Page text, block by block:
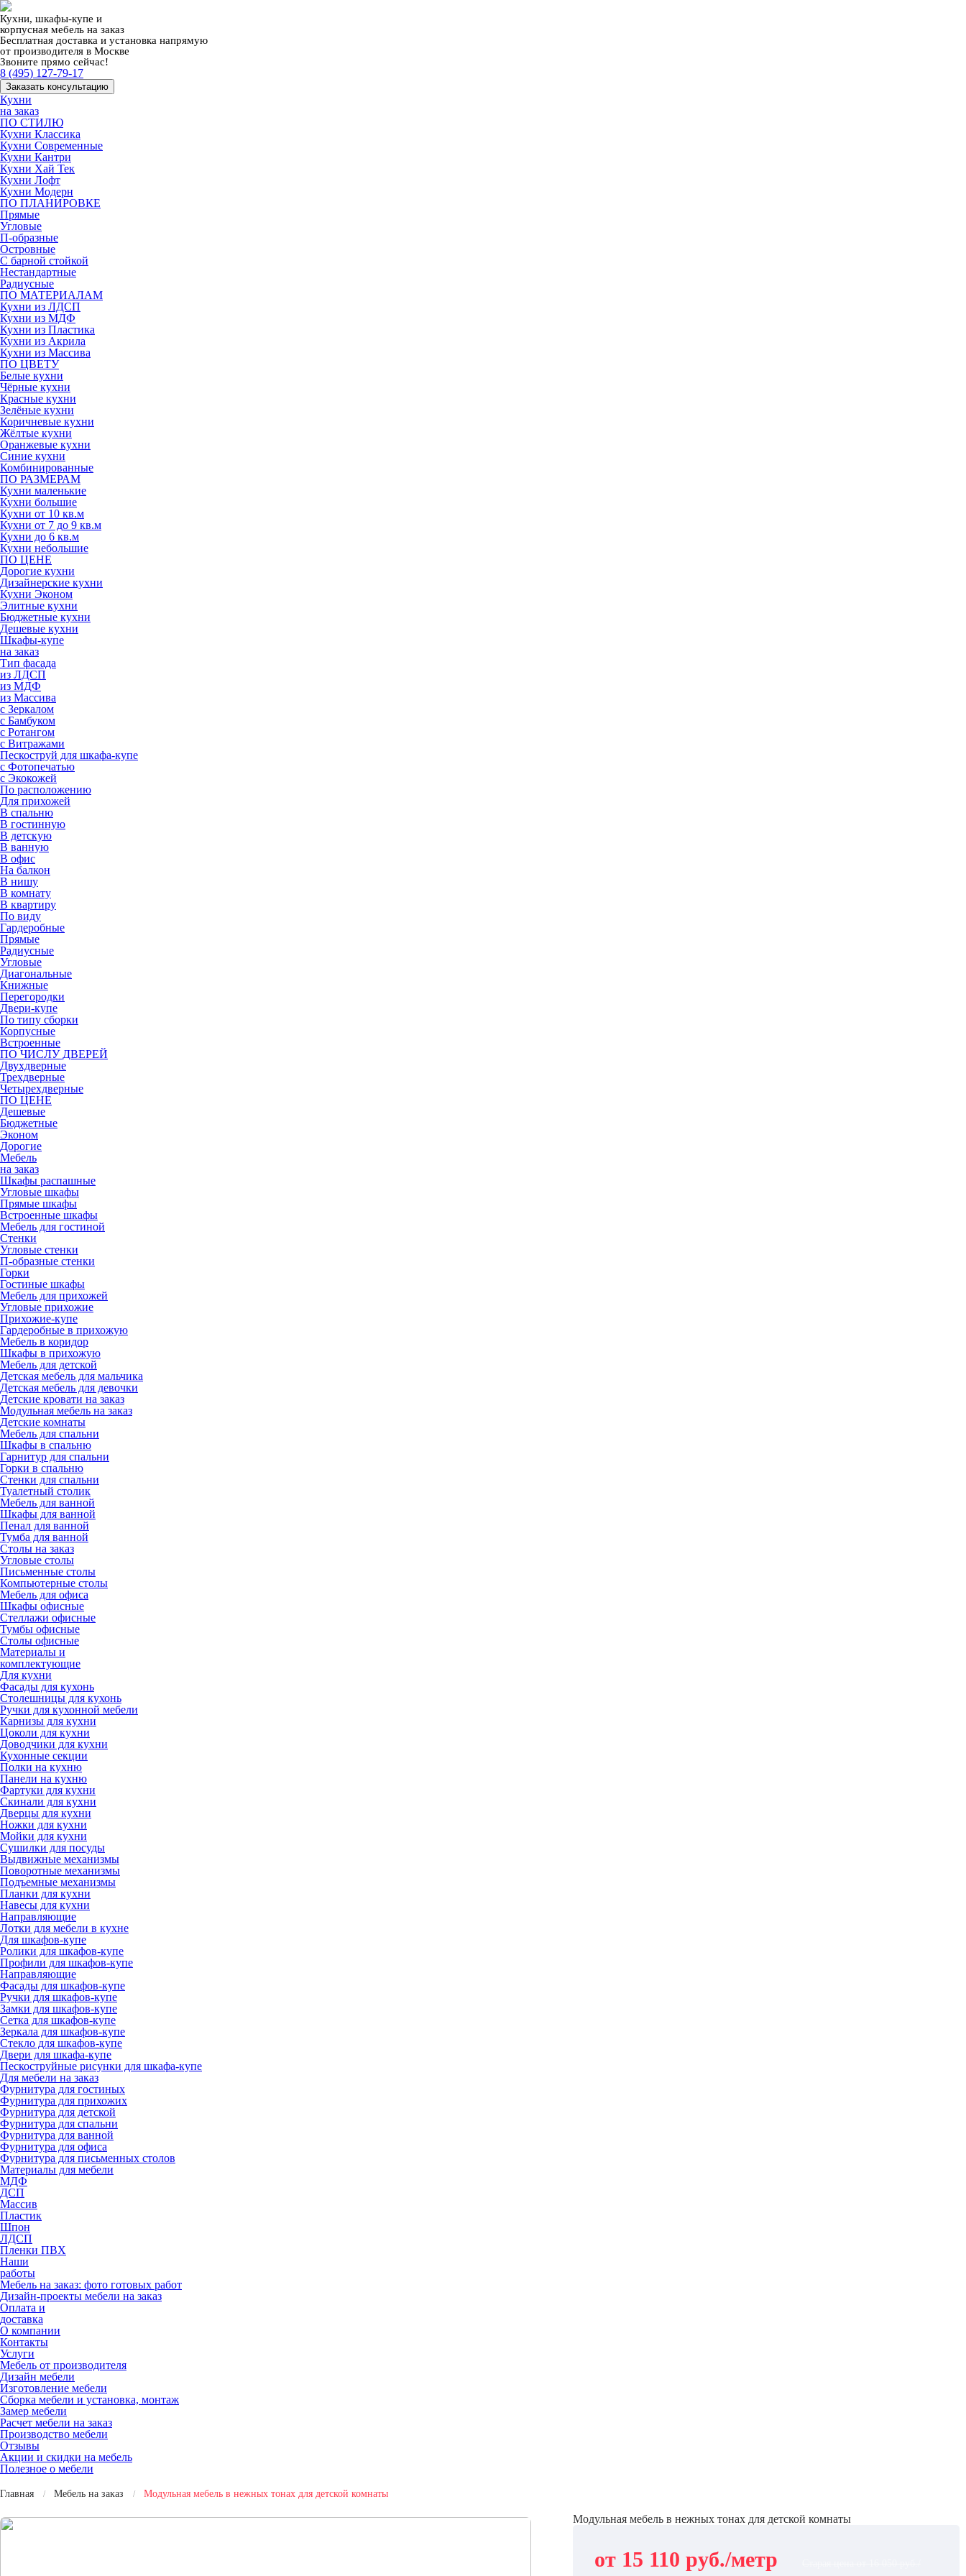
Кухни, шкафы-купе и
корпусная мебель на заказ
Бесплатная доставка и установка напрямую
от производителя в Москве
Звоните прямо сейчас!
8 (495) 127-79-17
Заказать консультацию
Кухни
на заказ
ПО СТИЛЮ
Кухни Классика
Кухни Современные
Кухни Кантри
Кухни Хай Тек
Кухни Лофт
Кухни Модерн
ПО ПЛАНИРОВКЕ
Прямые
Угловые
П-образные
Островные
С барной стойкой
Нестандартные
Радиусные
ПО МАТЕРИАЛАМ
Кухни из ЛДСП
Кухни из МДФ
Кухни из Пластика
Кухни из Акрила
Кухни из Массива
ПО ЦВЕТУ
Белые кухни
Чёрные кухни
Красные кухни
Зелёные кухни
Коричневые кухни
Жёлтые кухни
Оранжевые кухни
Синие кухни
Комбинированные
ПО РАЗМЕРАМ
Кухни маленькие
Кухни большие
Кухни от 10 кв.м
Кухни от 7 до 9 кв.м
Кухни до 6 кв.м
Кухни небольшие
ПО ЦЕНЕ
Дорогие кухни
Дизайнерские кухни
Кухни Эконом
Элитные кухни
Бюджетные кухни
Дешевые кухни
Шкафы-купе
на заказ
Тип фасада
из ЛДСП
из МДФ
из Массива
с Зеркалом
с Бамбуком
с Ротангом
с Витражами
Пескоструй для шкафа-купе
с Фотопечатью
с Экокожей
По расположению
Для прихожей
В спальню
В гостинную
В детскую
В ванную
В офис
На балкон
В нишу
В комнату
В квартиру
По виду
Гардеробные
Прямые
Радиусные
Угловые
Диагональные
Книжные
Перегородки
Двери-купе
По типу сборки
Корпусные
Встроенные
ПО ЧИСЛУ ДВЕРЕЙ
Двухдверные
Трехдверные
Четырехдверные
ПО ЦЕНЕ
Дешевые
Бюджетные
Эконом
Дорогие
Мебель
на заказ
Шкафы распашные
Угловые шкафы
Прямые шкафы
Встроенные шкафы
Мебель для гостиной
Стенки
Угловые стенки
П-образные стенки
Горки
Гостиные шкафы
Мебель для прихожей
Угловые прихожие
Прихожие-купе
Гардеробные в прихожую
Мебель в коридор
Шкафы в прихожую
Мебель для детской
Детская мебель для мальчика
Детская мебель для девочки
Детские кровати на заказ
Модульная мебель на заказ
Детские комнаты
Мебель для спальни
Шкафы в спальню
Гарнитур для спальни
Горки в спальню
Стенки для спальни
Туалетный столик
Мебель для ванной
Шкафы для ванной
Пенал для ванной
Тумба для ванной
Столы на заказ
Угловые столы
Письменные столы
Компьютерные столы
Мебель для офиса
Шкафы офисные
Стеллажи офисные
Тумбы офисные
Столы офисные
Материалы и
комплектующие
Для кухни
Фасады для кухонь
Столешницы для кухонь
Ручки для кухонной мебели
Карнизы для кухни
Цоколи для кухни
Доводчики для кухни
Кухонные секции
Полки на кухню
Панели на кухню
Фартуки для кухни
Скинали для кухни
Дверцы для кухни
Ножки для кухни
Мойки для кухни
Сушилки для посуды
Выдвижные механизмы
Поворотные механизмы
Подъемные механизмы
Планки для кухни
Навесы для кухни
Направляющие
Лотки для мебели в кухне
Для шкафов-купе
Ролики для шкафов-купе
Профили для шкафов-купе
Направляющие
Фасады для шкафов-купе
Ручки для шкафов-купе
Замки для шкафов-купе
Сетка для шкафов-купе
Зеркала для шкафов-купе
Стекло для шкафов-купе
Двери для шкафа-купе
Пескоструйные рисунки для шкафа-купе
Для мебели на заказ
Фурнитура для гостиных
Фурнитура для прихожих
Фурнитура для детской
Фурнитура для спальни
Фурнитура для ванной
Фурнитура для офиса
Фурнитура для письменных столов
Материалы для мебели
МДФ
ДСП
Массив
Пластик
Шпон
ЛДСП
Пленки ПВХ
Наши
работы
Мебель на заказ: фото готовых работ
Дизайн-проекты мебели на заказ
Оплата и
доставка
О компании
Контакты
Услуги
Мебель от производителя
Дизайн мебели
Изготовление мебели
Сборка мебели и установка, монтаж
Замер мебели
Расчет мебели на заказ
Производство мебели
Отзывы
Акции и скидки на мебель
Полезное о мебели
Главная Мебель на заказ Модульная мебель в нежных тонах для детской комнаты
Модульная мебель в нежных тонах для детской комнаты
от 15 110 руб./метр